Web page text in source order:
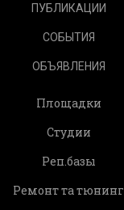
ПУБЛИКАЦИИ
СОБЫТИЯ
ОБЪЯВЛЕНИЯ
Площадки
Студии
Реп.базы
Ремонт та тюнинг